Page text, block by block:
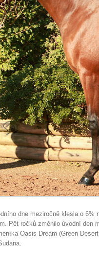
dne meziročně klesla o
Pět ročků změnilo úvodní den
Oasis Dream (Green